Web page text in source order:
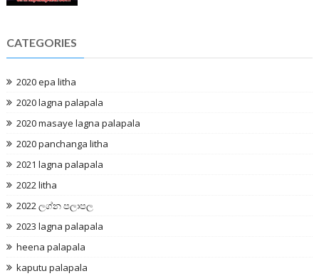
CATEGORIES
2020 epa litha
2020 lagna palapala
2020 masaye lagna palapala
2020 panchanga litha
2021 lagna palapala
2022 litha
2022 ලග්න පලාපල
2023 lagna palapala
heena palapala
kaputu palapala